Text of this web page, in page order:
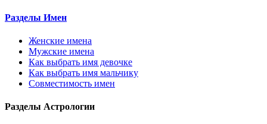
Разделы Имен
Женские имена
Мужские имена
Как выбрать имя девочке
Как выбрать имя мальчику
Совместимость имен
Разделы Астрологии